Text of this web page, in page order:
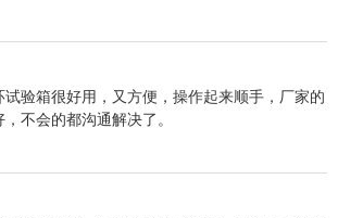
试验箱很好用，又方便，操作起来顺手，厂家的
不会的都沟通解决了。